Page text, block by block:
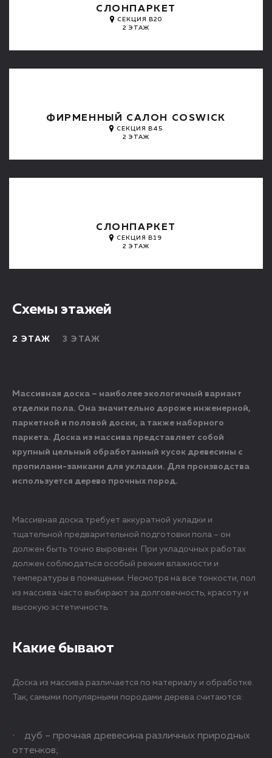
СЛОНПАРКЕТ
СЕКЦИЯ B20
2 ЭТАЖ
ФИРМЕННЫЙ САЛОН COSWICK
СЕКЦИЯ B45
2 ЭТАЖ
СЛОНПАРКЕТ
СЕКЦИЯ B19
2 ЭТАЖ
Схемы этажей
2 ЭТАЖ 3 ЭТАЖ
Массивная доска – наиболее экологичный вариант
отделки пола. Она значительно дороже инженерной,
паркетной и половой доски, а также наборного
паркета. Доска из массива представляет собой
крупный цельный обработанный кусок древесины с
пропилами-замками для укладки. Для производства
используется дерево прочных пород.
Массивная доска требует аккуратной укладки и
тщательной предварительной подготовки пола – он
должен быть точно выровнен. При укладочных работах
должен соблюдаться особый режим влажности и
температуры в помещении. Несмотря на все тонкости, пол
из массива часто выбирают за долговечность, красоту и
высокую эстетичность.
Какие бывают
Доска из массива различается по материалу и обработке.
Так, самыми популярными породами дерева считаются:
дуб – прочная древесина различных природных
оттенков;